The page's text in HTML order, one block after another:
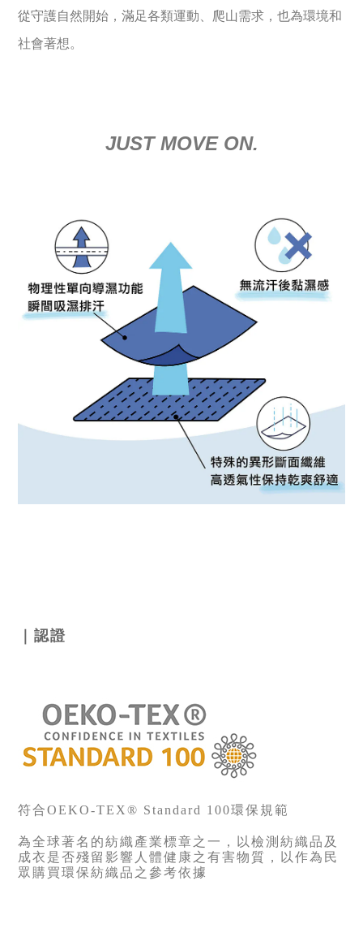
從守護自然開始，滿足各類運動、爬山需求，也為環境和
社會著想。
JUST MOVE ON.
｜認證
符合OEKO-TEX® Standard 100環保規範
為全球著名的紡織產業標章之一，以檢測紡織品及
成衣是否殘留影響人體健康之有害物質，以作為民
眾購買環保紡織品之參考依據